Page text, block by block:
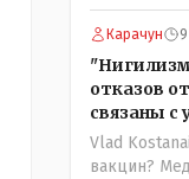
после и
ему самому
Президента.
Карачун
отказов
связаны
Vlad
вакцин?